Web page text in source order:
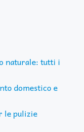
naturale: tutti i
domestico e
le pulizie